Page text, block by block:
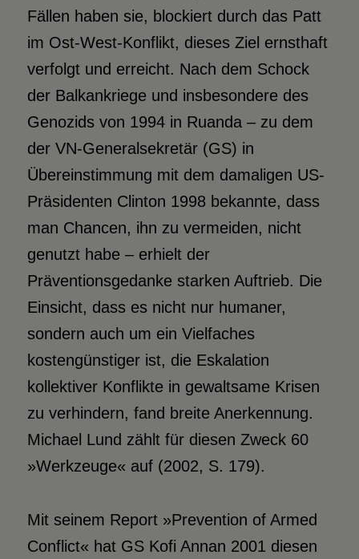
Fällen haben sie, blockiert durch das Patt
im Ost-West-Konflikt, dieses Ziel ernsthaft
verfolgt und erreicht. Nach dem Schock
der Balkankriege und insbesondere des
Genozids von 1994 in Ruanda – zu dem
der VN-Generalsekretär (GS) in
Übereinstimmung mit dem damaligen US-
Präsidenten Clinton 1998 bekannte, dass
man Chancen, ihn zu vermeiden, nicht
genutzt habe – erhielt der
Präventionsgedanke starken Auftrieb. Die
Einsicht, dass es nicht nur humaner,
sondern auch um ein Vielfaches
kostengünstiger ist, die Eskalation
kollektiver Konflikte in gewaltsame Krisen
zu verhindern, fand breite Anerkennung.
Michael Lund zählt für diesen Zweck 60
»Werkzeuge« auf (2002, S. 179).
Mit seinem Report »Prevention of Armed
Conflict« hat GS Kofi Annan 2001 diesen